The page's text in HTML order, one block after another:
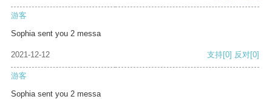
游客
Sophia sent you 2 messa
2021-12-12 支持[0] 反对[0]
游客
Sophia sent you 2 messa